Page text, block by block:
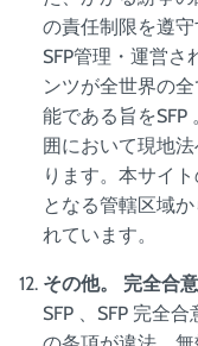
の責任制限を遵
SFP管理・運営さ
ンツが全世界の
能である旨をSFP
囲において現地
ります。本サイ
となる管轄区域
れています。
その他。 完全合意
SFP 、SFP 完全